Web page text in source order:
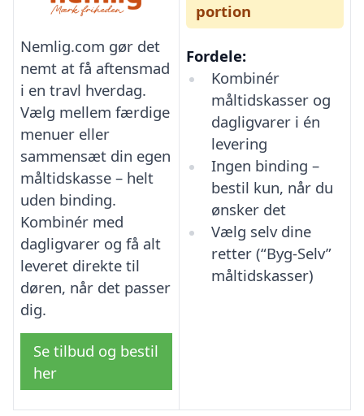
Nemlig.com gør det
nemt at få aftensmad
i en travl hverdag.
Vælg mellem færdige
menuer eller
sammensæt din egen
måltidskasse – helt
uden binding.
Kombinér med
dagligvarer og få alt
leveret direkte til
døren, når det passer
dig.
Se tilbud og bestil
her
portion
Fordele:
Kombinér
måltidskasser og
dagligvarer i én
levering
Ingen binding –
bestil kun, når du
ønsker det
Vælg selv dine
retter (“Byg-Selv”
måltidskasser)